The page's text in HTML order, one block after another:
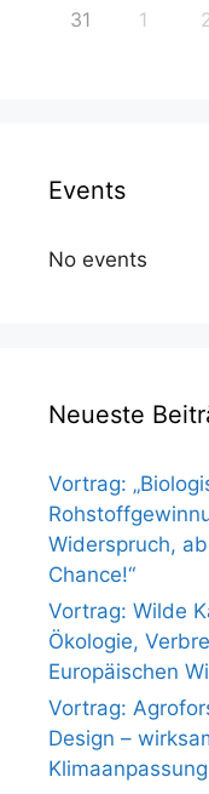
31 1 2
Events
No events
Neueste
Vortrag:
Widerspruch,
Chance!“
Vortrag: Wilde
Ökologie,
Europäischen
Vortrag:
Design –
Klimaanpassung